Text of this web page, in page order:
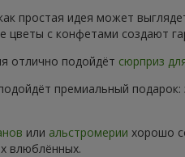
простая идея может
с конфетами создают
отлично подойдёт сюрприз
премиальный
или альстромерии хорошо
влюблённых.